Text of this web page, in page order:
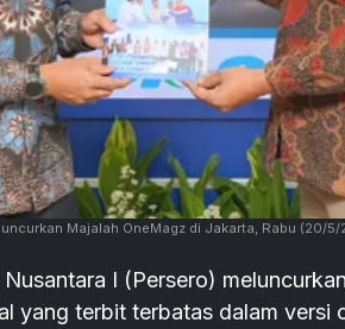
Majalah OneMagz di Jakarta, Rabu (20/5/
I (Persero)
yang terbit terbatas dalam versi